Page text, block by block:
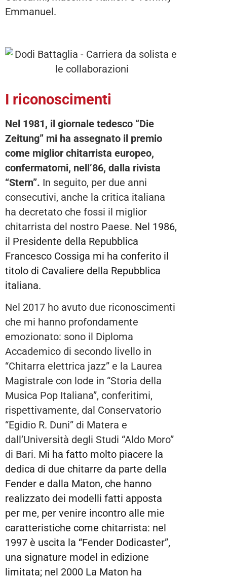
Emmanuel.
I riconoscimenti
Nel 1981, il giornale tedesco “Die
Zeitung” mi ha assegnato il premio
come miglior chitarrista europeo,
confermatomi, nell’86, dalla rivista
“Stern”. In seguito, per due anni
consecutivi, anche la critica italiana
ha decretato che fossi il miglior
chitarrista del nostro Paese. Nel 1986,
il Presidente della Repubblica
Francesco Cossiga mi ha conferito il
titolo di Cavaliere della Repubblica
italiana.
Nel 2017 ho avuto due riconoscimenti
che mi hanno profondamente
emozionato: sono il Diploma
Accademico di secondo livello in
“Chitarra elettrica jazz” e la Laurea
Magistrale con lode in “Storia della
Musica Pop Italiana”, conferitimi,
rispettivamente, dal Conservatorio
“Egidio R. Duni” di Matera e
dall’Università degli Studi “Aldo Moro”
di Bari. Mi ha fatto molto piacere la
dedica di due chitarre da parte della
Fender e dalla Maton, che hanno
realizzato dei modelli fatti apposta
per me, per venire incontro alle mie
caratteristiche come chitarrista: nel
1997 è uscita la “Fender Dodicaster”,
una signature model in edizione
limitata; nel 2000 La Maton ha